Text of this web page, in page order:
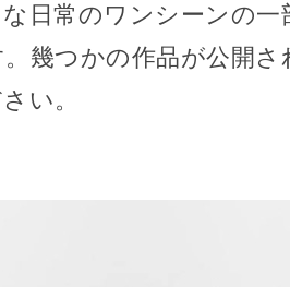
日常のワンシーンの一
幾つかの作品が公開
い。